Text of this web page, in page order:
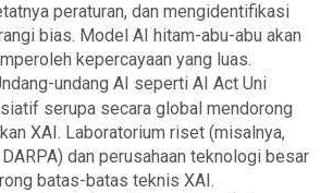
peraturan, dan mengidentifikasi
bias. Model AI hitam-abu-abu akan
kepercayaan yang luas.
undang AI seperti AI Act Uni
serupa secara global mendorong
XAI. Laboratorium riset (misalnya,
dan perusahaan teknologi besar
batas-batas teknis XAI.